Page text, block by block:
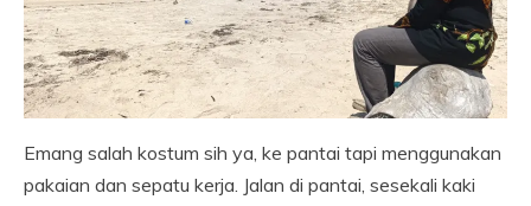
Emang salah kostum sih ya, ke pantai tapi menggunakan
pakaian dan sepatu kerja. Jalan di pantai, sesekali kaki